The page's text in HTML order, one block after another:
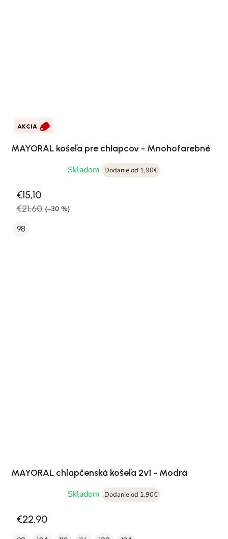
AKCIA
MAYORAL košeľa pre chlapcov - Mnohofarebné
Skladom
Dodanie od 1,90€
€15,10
€21,60 (–30 %)
98
MAYORAL chlapčenská košeľa 2v1 - Modrá
Skladom
Dodanie od 1,90€
€22,90